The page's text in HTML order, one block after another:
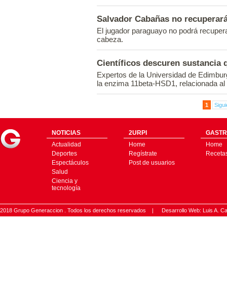
Salvador Cabañas no
El jugador paraguayo no podrá
cabeza.
Científicos descuren sustancia
Expertos de la Universidad de
la enzima 11beta-HSD1, relacionada
1
NOTICIAS
Actualidad
Deportes
Espectáculos
Salud
Ciencia y
tecnología
2URPI
Home
Regístrate
Post de usuarios
Home
2018 Grupo Generaccion . Todos los derechos reservados | Desarrollo Web: Luis